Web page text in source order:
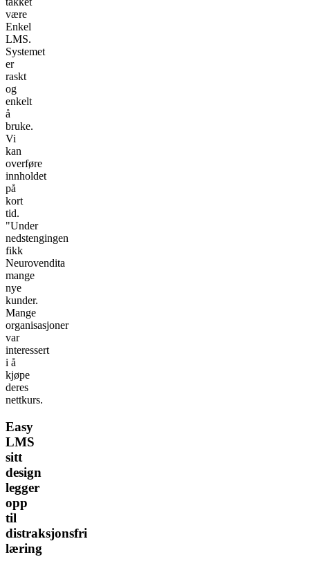
være
Enkel
LMS.
Systemet
er
raskt
og
enkelt
å
bruke.
Vi
kan
overføre
innholdet
på
kort
tid.
"Under
nedstengingen
fikk
Neurovendita
mange
nye
kunder.
Mange
organisasjoner
var
interessert
i å
kjøpe
deres
nettkurs.
Easy
LMS
sitt
design
legger
opp
til
distraksjonsfri
læring